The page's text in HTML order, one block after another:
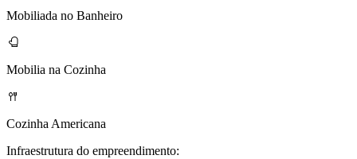
Mobiliada no Banheiro
Mobilia na Cozinha
Cozinha Americana
Infraestrutura do empreendimento: